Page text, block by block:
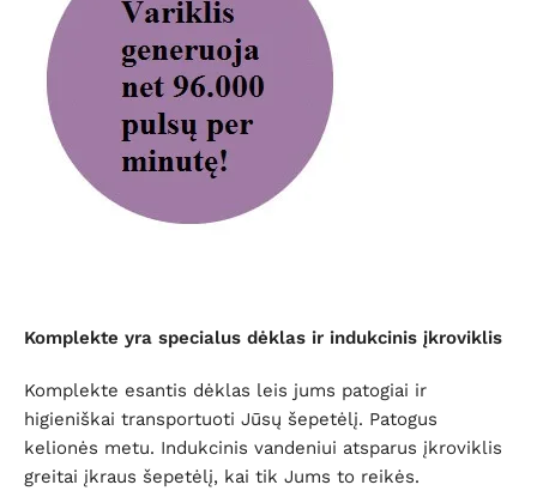
Komplekte yra specialus dėklas ir indukcinis įkroviklis
Komplekte esantis dėklas leis jums patogiai ir
higieniškai transportuoti Jūsų šepetėlį. Patogus
kelionės metu. Indukcinis vandeniui atsparus įkroviklis
greitai įkraus šepetėlį, kai tik Jums to reikės.